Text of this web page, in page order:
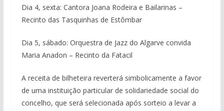
Dia 4, sexta: Cantora Joana Rodeira e Bailarinas –
Recinto das Tasquinhas de Estômbar
Dia 5, sábado: Orquestra de Jazz do Algarve convida
Maria Anadon – Recinto da Fatacil
A receita de bilheteira reverterá simbolicamente a favor
de uma instituição particular de solidariedade social do
concelho, que será selecionada após sorteio a levar a